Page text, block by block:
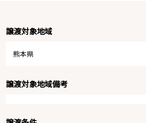
譲渡対象地域
熊本県
譲渡対象地域備考